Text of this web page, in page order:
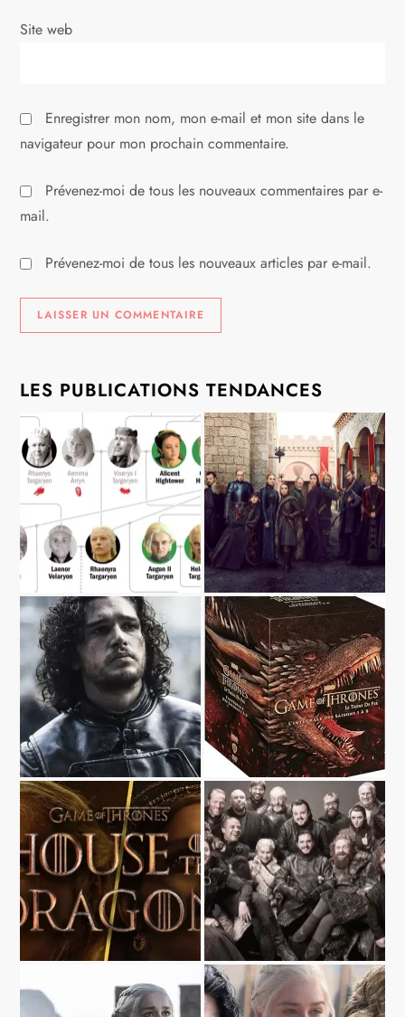
e
Site web
Enregistrer mon nom, mon e-mail et mon site dans le
navigateur pour mon prochain commentaire.
Prévenez-moi de tous les nouveaux commentaires par e-
mail.
Prévenez-moi de tous les nouveaux articles par e-mail.
LES PUBLICATIONS TENDANCES